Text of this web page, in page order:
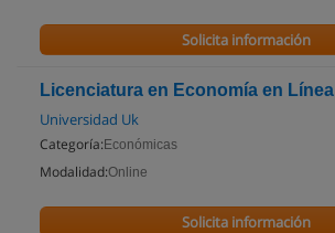
Solicita información
Licenciatura en Economía en Línea
Universidad Uk
Categoría: Económicas
Modalidad:Online
Solicita información